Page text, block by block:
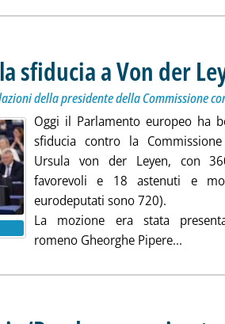
sfiducia a Von der
della presidente della Commissione
Oggi il Parlamento europeo ha
sfiducia contro la
Ursula von der Leyen, con
favorevoli e 18 astenuti e
eurodeputati sono 720).
La mozione era stata
romeno Gheorghe Pipere...